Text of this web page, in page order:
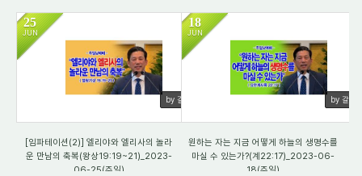
25
JUN
by 갈렙
2078
[임파테이션(2)] 엘리야와 엘리사의 놀라
운 만남의 축복(왕상19:19~21)_2023-
06-25(주일)
18
JUN
by 갈렙
2221
원하는 자는 지금 어떻게 하늘의 생명수를
마실 수 있는가?(계22:17)_2023-06-
18(주일)